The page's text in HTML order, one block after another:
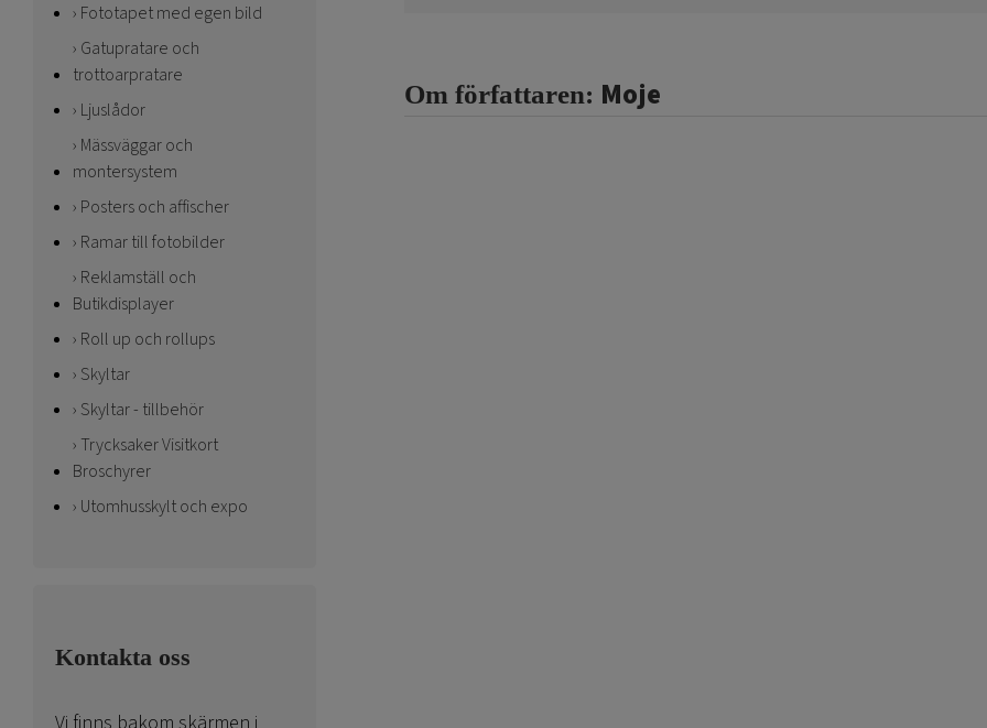
Om författaren: Moje
Fototapet med egen bild
Gatupratare och
trottoarpratare
Ljuslådor
Mässväggar och
montersystem
Posters och affischer
Ramar till fotobilder
Reklamställ och
Butikdisplayer
Roll up och rollups
Skyltar
Skyltar - tillbehör
Trycksaker Visitkort
Broschyrer
Utomhusskylt och expo
Kontakta oss
Vi finns bakom skärmen i